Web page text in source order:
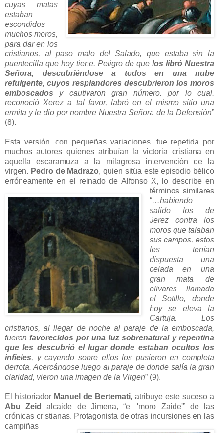
cuyas matas
estaban
escondidos
muchos moros,
para dar en los
cristianos, al paso malo del Salado, que estaba sin la
puentecilla que hoy tiene. Peligro de que los libró Nuestra
Señora, descubriéndose a todos en una nube
refulgente, cuyos resplandores descubrieron los moros
emboscados y cautivaron gran número, por lo cual,
reconoció Xerez a tal favor, labró en el mismo sitio una
ermita y le dio por nombre Nuestra Señora de la Defensión”
(8).
Esta versión, con pequeñas variaciones, fue repetida por
muchos autores quienes atribuían la victoria cristiana en
aquella escaramuza a la milagrosa intervención de la
virgen. Pedro de Madrazo, quien sitúa este episodio bélico
erróneamente en el reinado de Alfonso X, lo describe en
términos similares
“…habiendo
salido los de
Jerez contra los
moros que talaban
sus campos, estos
les tenían
dispuesta una
celada en una
gran mata de
olivares llamada
el Sotillo, donde
hoy se eleva la
Cartuja. Los
cristianos, al llegar de noche al paraje de la emboscada,
fueronfavorecidos por una luz sobrenatural y repentina
que les descubrió el lugar donde estaban ocultos los
infieles, y cayendo sobre ellos los pusieron en completa
derrota. Acercándose luego al paraje de donde salía la gran
claridad, vieron una imagen de la Virgen” (9).
El historiador Manuel de Bertemati, atribuye este suceso a
Abu Zeid
alcaide de Jimena, “el 'moro Zaide'” de las
crónicas cristianas. Protagonista de otras incursiones en las
campiñas